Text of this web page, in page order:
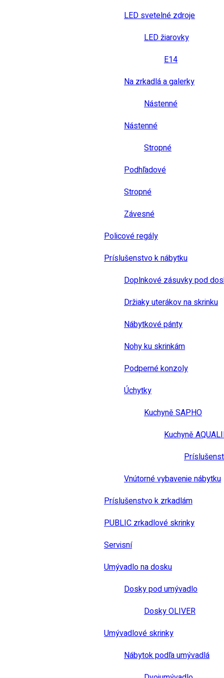
LED svetelné zdroje
LED žiarovky
E14
Na zrkadlá a galerky
Nástenné
Nástenné
Stropné
Podhľadové
Stropné
Závesné
Policové regály
Príslušenstvo k nábytku
Doplnkové zásuvky pod
Držiaky uterákov na skrinku
Nábytkové pánty
Nohy ku skrinkám
Podperné konzoly
Úchytky
Kuchyně SAPHO
Kuchyně
Vnútorné vybavenie nábytku
Príslušenstvo k zrkadlám
PUBLIC zrkadlové skrinky
Servisní
Umývadlo na dosku
Dosky pod umývadlo
Dosky OLIVER
Umývadlové skrinky
Nábytok podľa umývadlá